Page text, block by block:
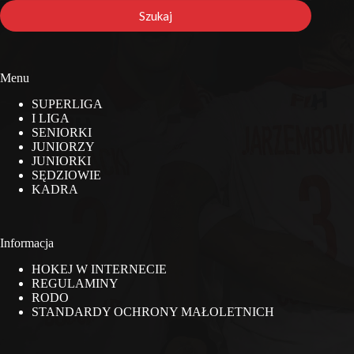
stronie
Szukaj
Menu
SUPERLIGA
I LIGA
SENIORKI
JUNIORZY
JUNIORKI
SĘDZIOWIE
KADRA
Informacja
HOKEJ W INTERNECIE
REGULAMINY
RODO
STANDARDY OCHRONY MAŁOLETNICH